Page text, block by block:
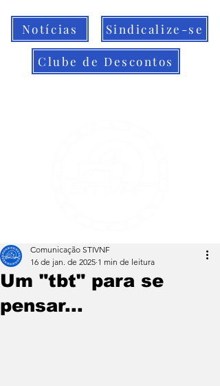
Notícias Sindicalize-se
Clube de Descontos
Um "tbt" para se
pensar...
Comunicação STIVNF
16 de jan. de 2025 1 min de leitura